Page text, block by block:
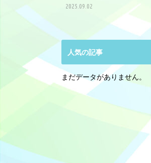
2025.09.02
人気の記事
まだデータがありません。